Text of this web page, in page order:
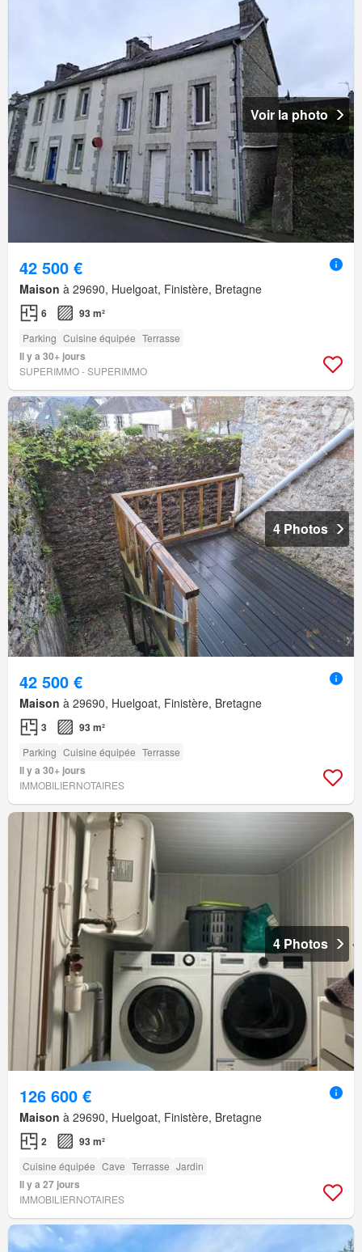
Voir la photo
42 500 €
Maison à 29690, Huelgoat, Finistère, Bretagne
6 93 m²
Parking Cuisine équipée Terrasse
Il y a 30+ jours
SUPERIMMO - SUPERIMMO
4 Photos
42 500 €
Maison à 29690, Huelgoat, Finistère, Bretagne
3 93 m²
Parking Cuisine équipée Terrasse
Il y a 30+ jours
IMMOBILIERNOTAIRES
4 Photos
126 600 €
Maison à 29690, Huelgoat, Finistère, Bretagne
2 93 m²
Cuisine équipée Cave Terrasse Jardin
Il y a 27 jours
IMMOBILIERNOTAIRES